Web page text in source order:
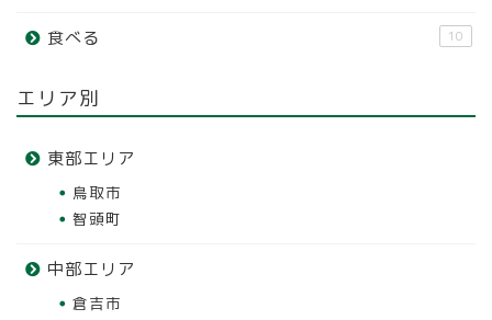
食べる 10
エリア別
東部エリア
鳥取市
智頭町
中部エリア
倉吉市